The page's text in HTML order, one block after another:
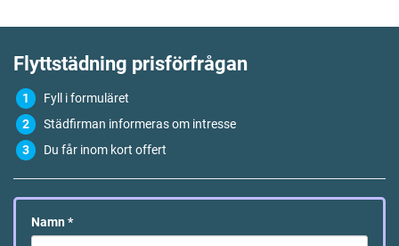
Flyttstädning prisförfrågan
Fyll i formuläret
Städfirman informeras om intresse
Du får inom kort offert
Namn *